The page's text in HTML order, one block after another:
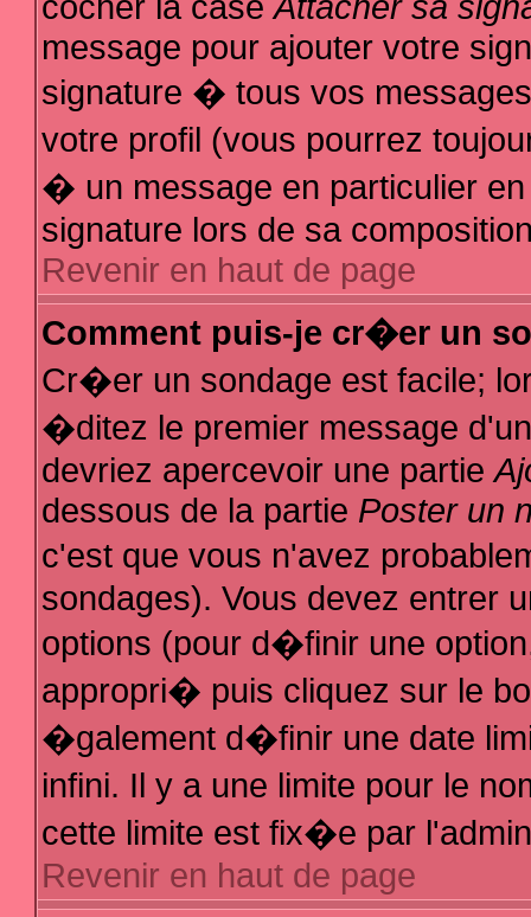
message pour ajouter votre
signature � tous vos
votre profil (vous pourrez
� un message en particulier
signature lors de sa
Revenir en haut de page
Comment puis-je cr�er un
Cr�er un sondage est facile;
�ditez le premier message
devriez apercevoir une partie
dessous de la partie Poster un
c'est que vous n'avez
sondages). Vous devez entrer
options (pour d�finir une
appropri� puis cliquez sur le
�galement d�finir une date
infini. Il y a une limite pour le
cette limite est fix�e par
Revenir en haut de page